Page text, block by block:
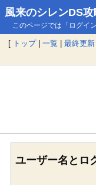
風来のシレンDS
このページでは「ログイ
[ トップ| 一覧 | 最終更新
ユーザー名とロ